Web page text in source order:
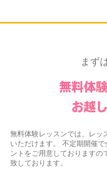
まず
無料体
お越
無料体験レッスンでは、レッ
いただけます。 不定期開催
ントをご用意しておりますの
致しております。